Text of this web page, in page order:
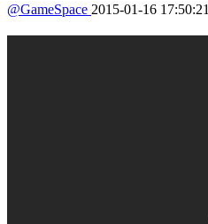
@GameSpace 2015-01-16 17:50:21